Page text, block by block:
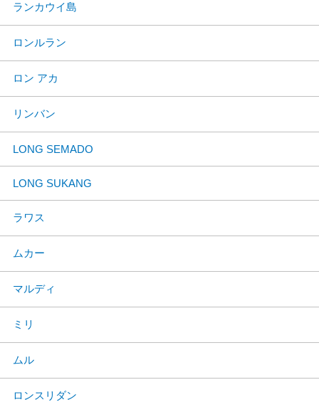
ランカウイ島
ロンルラン
ロン アカ
リンバン
LONG SEMADO
LONG SUKANG
ラワス
ムカー
マルディ
ミリ
ムル
ロンスリダン